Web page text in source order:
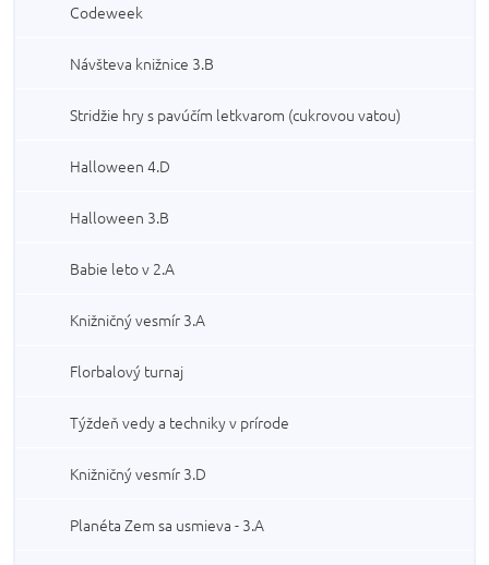
Codeweek
Návšteva knižnice 3.B
Stridžie hry s pavúčím letkvarom (cukrovou vatou)
Halloween 4.D
Halloween 3.B
Babie leto v 2.A
Knižničný vesmír 3.A
Florbalový turnaj
Týždeň vedy a techniky v prírode
Knižničný vesmír 3.D
Planéta Zem sa usmieva - 3.A